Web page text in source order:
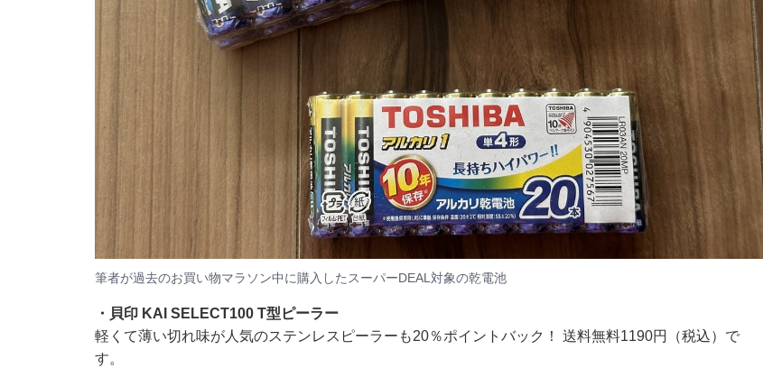
筆者が過去のお買い物マラソン中に購入したスーパーDEAL対象の乾電池
・ 貝印 KAI SELECT100 T型ピーラー
軽くて薄い切れ味が人気のステンレスピーラーも20％ポイントバック！ 送料無料1190円（税込）で
す。